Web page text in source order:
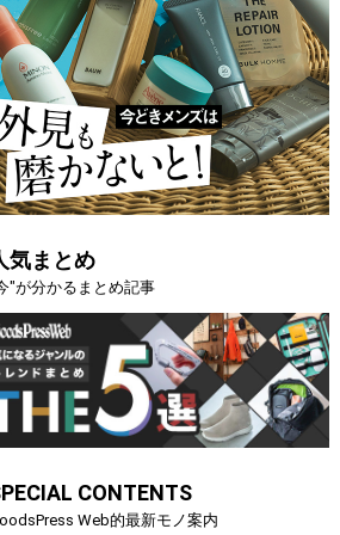
気まとめ
"が分かるまとめ記事
CONTENTS
Web的最新モノ案内